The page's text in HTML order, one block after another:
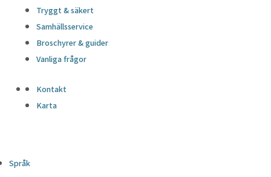
Tryggt & säkert
Samhällsservice
Broschyrer & guider
Vanliga frågor
Kontakt
Karta
Språk